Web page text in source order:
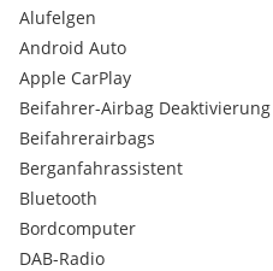
Tel.:
Mail:
Komfort Paket GS/GSe 5-Türer
Reifen-Reparatur-Set Var. 2
Alufelgen
Android Auto
Apple CarPlay
Beifahrer-Airbag Deaktivierung
Beifahrerairbags
Berganfahrassistent
Bluetooth
Bordcomputer
DAB-Radio